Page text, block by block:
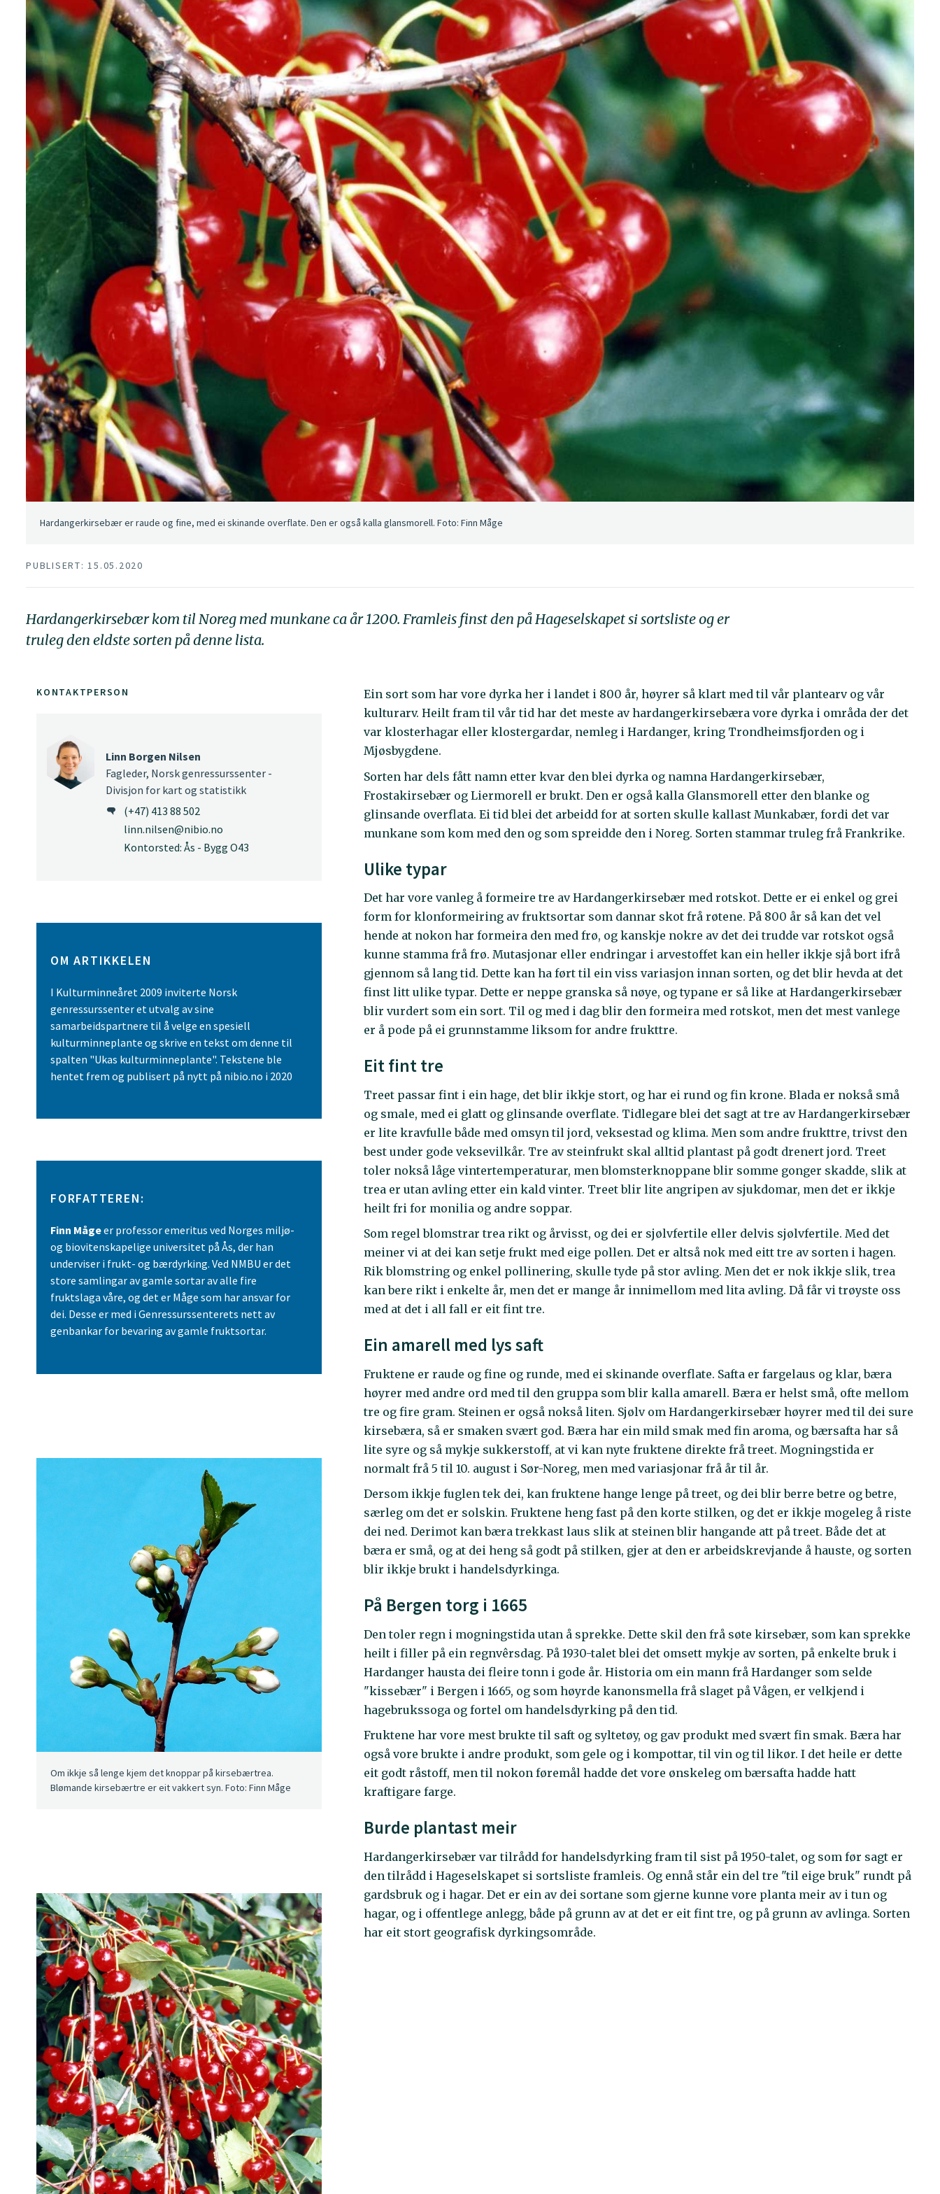
Hardangerkirsebær er raude og fine, med ei skinande overflate. Den er også kalla glansmorell. Foto: Finn Måge
PUBLISERT: 15.05.2020
Hardangerkirsebær kom til Noreg med munkane ca år 1200. Framleis finst den på Hageselskapet si sortsliste og er
truleg den eldste sorten på denne lista.
Ein sort som har vore dyrka her i landet i 800 år, høyrer så klart med til vår plantearv og vår
kulturarv. Heilt fram til vår tid har det meste av hardangerkirsebæra vore dyrka i områda der det
var klosterhagar eller klostergardar, nemleg i Hardanger, kring Trondheimsfjorden og i
Mjøsbygdene.
Sorten har dels fått namn etter kvar den blei dyrka og namna Hardangerkirsebær,
Frostakirsebær og Liermorell er brukt. Den er også kalla Glansmorell etter den blanke og
glinsande overflata. Ei tid blei det arbeidd for at sorten skulle kallast Munkabær, fordi det var
munkane som kom med den og som spreidde den i Noreg. Sorten stammar truleg frå Frankrike.
Ulike typar
Det har vore vanleg å formeire tre av Hardangerkirsebær med rotskot. Dette er ei enkel og grei
form for klonformeiring av fruktsortar som dannar skot frå røtene. På 800 år så kan det vel
hende at nokon har formeira den med frø, og kanskje nokre av det dei trudde var rotskot også
kunne stamma frå frø. Mutasjonar eller endringar i arvestoffet kan ein heller ikkje sjå bort ifrå
gjennom så lang tid. Dette kan ha ført til ein viss variasjon innan sorten, og det blir hevda at det
finst litt ulike typar. Dette er neppe granska så nøye, og typane er så like at Hardangerkirsebær
blir vurdert som ein sort. Til og med i dag blir den formeira med rotskot, men det mest vanlege
er å pode på ei grunnstamme liksom for andre frukttre.
Eit fint tre
Treet passar fint i ein hage, det blir ikkje stort, og har ei rund og fin krone. Blada er nokså små
og smale, med ei glatt og glinsande overflate. Tidlegare blei det sagt at tre av Hardangerkirsebær
er lite kravfulle både med omsyn til jord, veksestad og klima. Men som andre frukttre, trivst den
best under gode veksevilkår. Tre av steinfrukt skal alltid plantast på godt drenert jord. Treet
toler nokså låge vintertemperaturar, men blomsterknoppane blir somme gonger skadde, slik at
trea er utan avling etter ein kald vinter. Treet blir lite angripen av sjukdomar, men det er ikkje
heilt fri for monilia og andre soppar.
Som regel blomstrar trea rikt og årvisst, og dei er sjølvfertile eller delvis sjølvfertile. Med det
meiner vi at dei kan setje frukt med eige pollen. Det er altså nok med eitt tre av sorten i hagen.
Rik blomstring og enkel pollinering, skulle tyde på stor avling. Men det er nok ikkje slik, trea
kan bere rikt i enkelte år, men det er mange år innimellom med lita avling. Då får vi trøyste oss
med at det i all fall er eit fint tre.
Ein amarell med lys saft
Fruktene er raude og fine og runde, med ei skinande overflate. Safta er fargelaus og klar, bæra
høyrer med andre ord med til den gruppa som blir kalla amarell. Bæra er helst små, ofte mellom
tre og fire gram. Steinen er også nokså liten. Sjølv om Hardangerkirsebær høyrer med til dei sure
kirsebæra, så er smaken svært god. Bæra har ein mild smak med fin aroma, og bærsafta har så
lite syre og så mykje sukkerstoff, at vi kan nyte fruktene direkte frå treet. Mogningstida er
normalt frå 5 til 10. august i Sør-Noreg, men med variasjonar frå år til år.
Dersom ikkje fuglen tek dei, kan fruktene hange lenge på treet, og dei blir berre betre og betre,
særleg om det er solskin. Fruktene heng fast på den korte stilken, og det er ikkje mogeleg å riste
dei ned. Derimot kan bæra trekkast laus slik at steinen blir hangande att på treet. Både det at
bæra er små, og at dei heng så godt på stilken, gjer at den er arbeidskrevjande å hauste, og sorten
blir ikkje brukt i handelsdyrkinga.
På Bergen torg i 1665
Den toler regn i mogningstida utan å sprekke. Dette skil den frå søte kirsebær, som kan sprekke
heilt i filler på ein regnvêrsdag. På 1930-talet blei det omsett mykje av sorten, på enkelte bruk i
Hardanger hausta dei fleire tonn i gode år. Historia om ein mann frå Hardanger som selde
"kissebær" i Bergen i 1665, og som høyrde kanonsmella frå slaget på Vågen, er velkjend i
hagebrukssoga og fortel om handelsdyrking på den tid.
Fruktene har vore mest brukte til saft og syltetøy, og gav produkt med svært fin smak. Bæra har
også vore brukte i andre produkt, som gele og i kompottar, til vin og til likør. I det heile er dette
eit godt råstoff, men til nokon føremål hadde det vore ønskeleg om bærsafta hadde hatt
kraftigare farge.
Burde plantast meir
Hardangerkirsebær var tilrådd for handelsdyrking fram til sist på 1950-talet, og som før sagt er
den tilrådd i Hageselskapet si sortsliste framleis. Og ennå står ein del tre "til eige bruk" rundt på
gardsbruk og i hagar. Det er ein av dei sortane som gjerne kunne vore planta meir av i tun og
hagar, og i offentlege anlegg, både på grunn av at det er eit fint tre, og på grunn av avlinga. Sorten
har eit stort geografisk dyrkingsområde.
KONTAKTPERSON
Linn Borgen Nilsen
Fagleder, Norsk genressurssenter -
Divisjon for kart og statistikk
(+47) 413 88 502
linn.nilsen@nibio.no
Kontorsted: Ås - Bygg O43
OM ARTIKKELEN
I Kulturminneåret 2009 inviterte Norsk
genressurssenter et utvalg av sine
samarbeidspartnere til å velge en spesiell
kulturminneplante og skrive en tekst om denne til
spalten "Ukas kulturminneplante". Tekstene ble
hentet frem og publisert på nytt på nibio.no i 2020
FORFATTEREN:
Finn Mågeer professor emeritus ved Norges miljø-
og biovitenskapelige universitet på Ås, der han
underviser i frukt- og bærdyrking. Ved NMBU er det
store samlingar av gamle sortar av alle fire
fruktslaga våre, og det er Måge som har ansvar for
dei. Desse er med i Genressurssenterets nett av
genbankar for bevaring av gamle fruktsortar.
Om ikkje så lenge kjem det knoppar på kirsebærtrea.
Blømande kirsebærtre er eit vakkert syn. Foto: Finn Måge